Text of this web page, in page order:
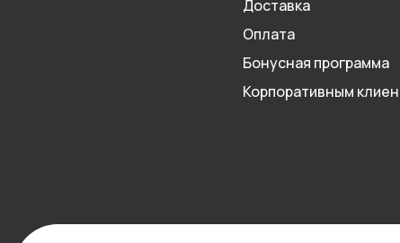
Доставка
Оплата
Бонусная программа
Корпоративным